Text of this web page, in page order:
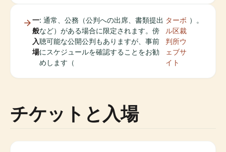
一
般
入
場
: 通常、公務（公判への出席、書類提出
など）がある場合に限定されます。傍
聴可能な公開公判もありますが、事前
にスケジュールを確認することをお勧
めします（
ターボ
ル区裁
判所ウ
ェブサ
イト
）。
チケットと入場